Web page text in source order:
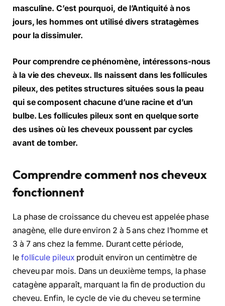
masculine. C’est pourquoi, de l’Antiquité à nos
jours, les hommes ont utilisé divers stratagèmes
pour la dissimuler.
Pour comprendre ce phénomène, intéressons-nous
à la vie des cheveux. Ils naissent dans les follicules
pileux, des petites structures situées sous la peau
qui se composent chacune d’une racine et d’un
bulbe. Les follicules pileux sont en quelque sorte
des usines où les cheveux poussent par cycles
avant de tomber.
Comprendre comment nos cheveux
fonctionnent
La phase de croissance du cheveu est appelée phase
anagène, elle dure environ 2 à 5 ans chez l’homme et
3 à 7 ans chez la femme. Durant cette période,
le follicule pileux produit environ un centimètre de
cheveu par mois. Dans un deuxième temps, la phase
catagène apparaît, marquant la fin de production du
cheveu. Enfin, le cycle de vie du cheveu se termine